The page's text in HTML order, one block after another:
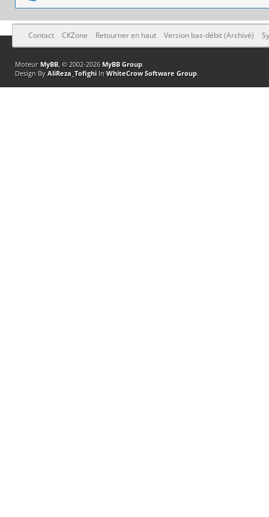
Contact CKZone Retourner en haut Version bas-débit (Archivé)
Moteur MyBB, © 2002-2026 MyBB Group.
Design By AliReza_TofighiIn WhiteCrow Software Group.